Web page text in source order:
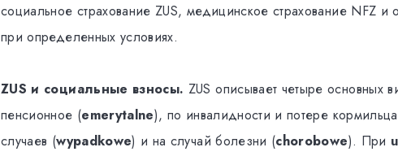
социальное страхование ZUS, медицинское страхование NFZ
при определенных условиях.
ZUS и социальные взносы. ZUS описывает четыре основных
пенсионное (emerytalne), по инвалидности и потере
случаев (wypadkowe) и на случай болезни (chorobowe). При